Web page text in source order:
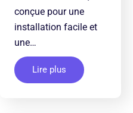
conçue pour une
installation facile et
une…
Lire plus